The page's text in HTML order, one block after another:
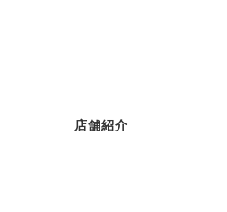
店舗紹介